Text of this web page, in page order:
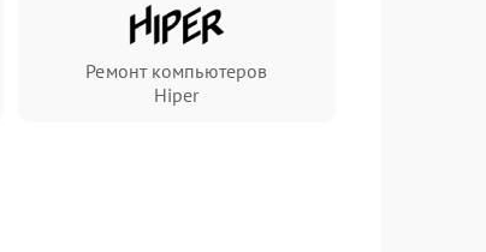
Ремонт компьютеров
Hiper